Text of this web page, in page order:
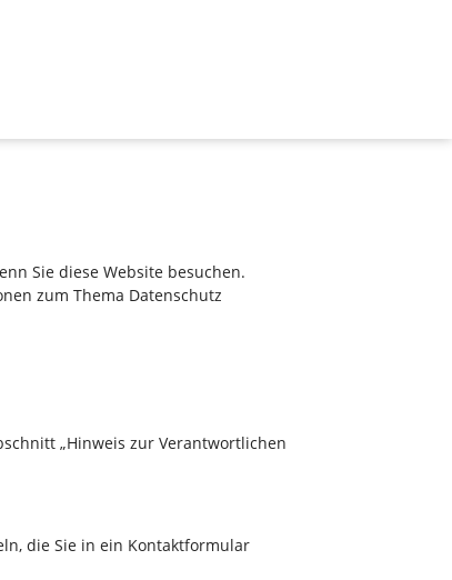
Sie diese Website besuchen.
zum Thema Datenschutz
„Hinweis zur Verantwortlichen
die Sie in ein Kontaktformular